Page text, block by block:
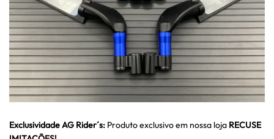
Exclusividade AG Rider´s: Produto exclusivo em nossa loja RECUSE